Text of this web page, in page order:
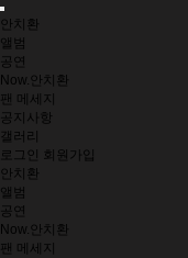
안치환
앨범
공연
Now.안치환
팬 메세지
공지사항
갤러리
로그인
회원가입
안치환
앨범
공연
Now.안치환
팬 메세지